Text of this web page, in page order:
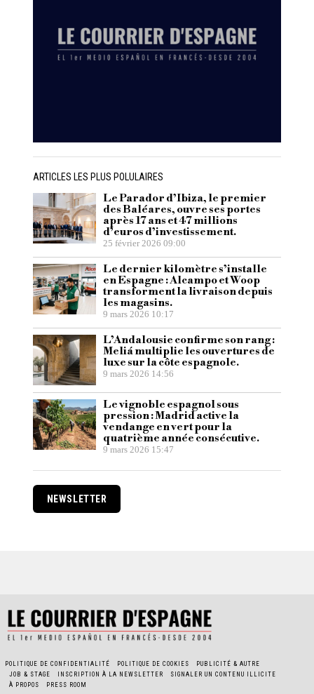
ARTICLES LES PLUS POLULAIRES
Le Parador d’Ibiza, le premier
des Baléares, ouvre ses portes
après 17 ans et 47 millions
d’euros d’investissement.
25 février 2026 09:00
Le dernier kilomètre s’installe
en Espagne : Alcampo et Woop
transforment la livraison depuis
les magasins.
9 mars 2026 10:17
L’Andalousie confirme son rang :
Meliá multiplie les ouvertures de
luxe sur la côte espagnole.
9 mars 2026 14:56
Le vignoble espagnol sous
pression : Madrid active la
vendange en vert pour la
quatrième année consécutive.
9 mars 2026 15:47
NEWSLETTER
POLITIQUE DE CONFIDENTIALITÉ POLITIQUE DE COOKIES
PUBLICITÉ & AUTRE
JOB & STAGE
INSCRIPTION À LA NEWSLETTER
SIGNALER UN CONTENU ILLICITE
À PROPOS
PRESS ROOM